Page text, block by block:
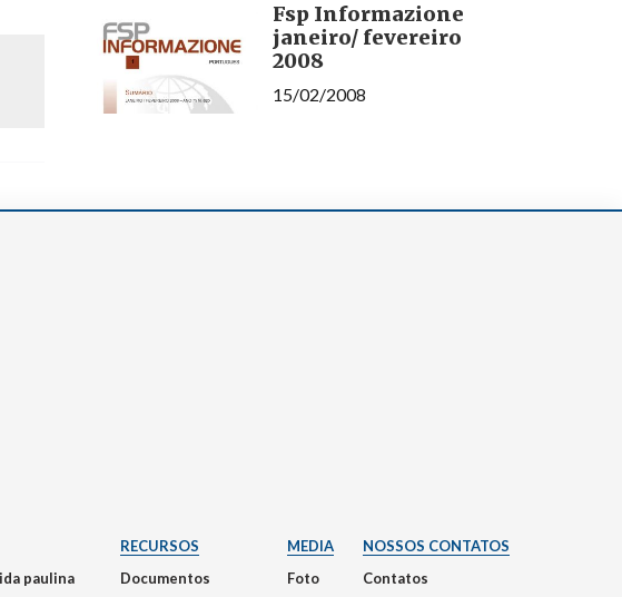
Fsp Informazione
janeiro/ fevereiro
2008
15/02/2008
paulina
RECURSOS
Documentos
MEDIA
Foto
NOSSOS CONTATOS
Contatos